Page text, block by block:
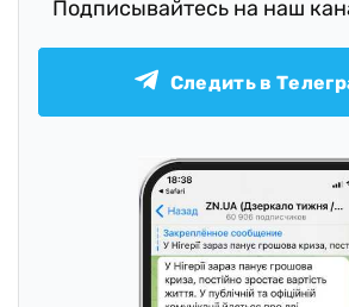
Подписывайтесь на наш
Следить в